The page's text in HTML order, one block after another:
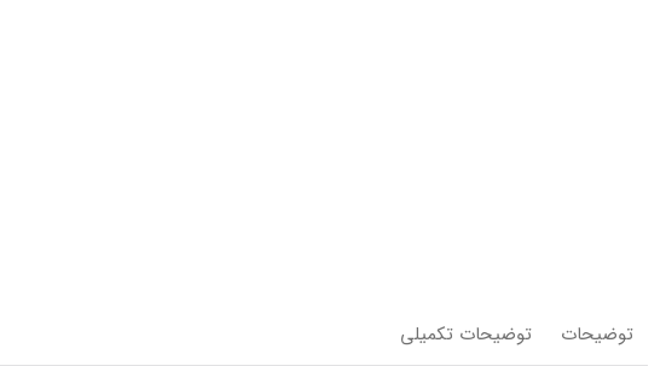
توضیحات توضیحات تکمیلی